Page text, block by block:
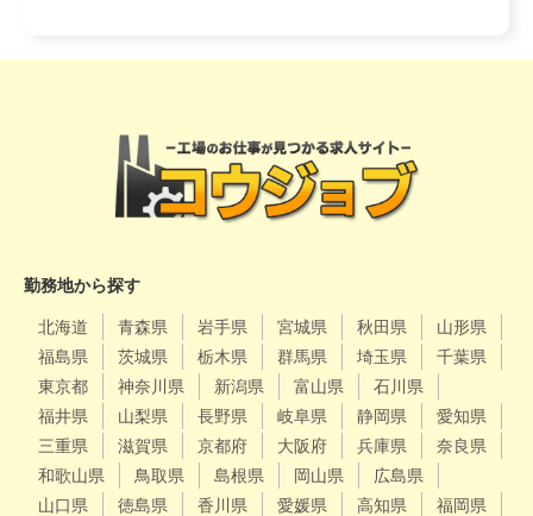
勤務地から探す
北海道 青森県 岩手県 宮城県 秋田県
山形県
福島県
茨城県 栃木県 群馬県 埼玉県
千葉県
東京都
神奈川県 新潟県 富山県
石川県
福井県
山梨県 長野県 岐阜県 静岡県
愛知県
三重県
滋賀県 京都府 大阪府 兵庫県
奈良県
和歌山県
鳥取県 島根県 岡山県
広島県
山口県
徳島県 香川県 愛媛県 高知県
福岡県